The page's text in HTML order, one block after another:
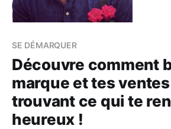
SE DÉMARQUER
Découvre comment
marque et tes
trouvant ce qui te
heureux !